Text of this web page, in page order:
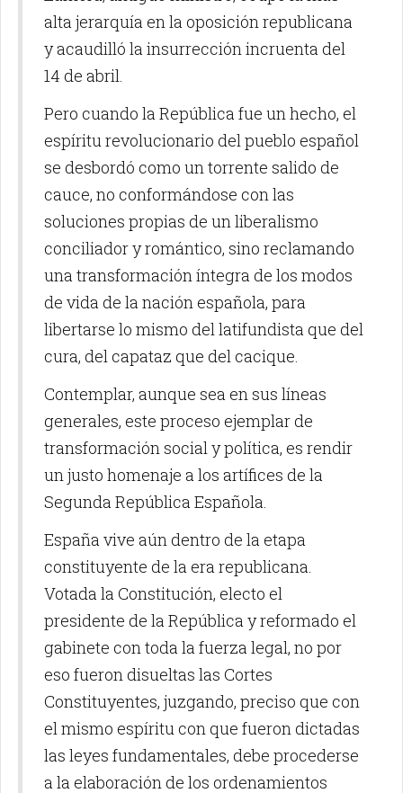
alta jerarquía en la oposición republicana
y acaudilló la insurrección incruenta del
14 de abril.
Pero cuando la República fue un hecho, el
espíritu revolucionario del pueblo español
se desbordó como un torrente salido de
cauce, no conformándose con las
soluciones propias de un liberalismo
conciliador y romántico, sino reclamando
una transformación íntegra de los modos
de vida de la nación española, para
libertarse lo mismo del latifundista que del
cura, del capataz que del cacique.
Contemplar, aunque sea en sus líneas
generales, este proceso ejemplar de
transformación social y política, es rendir
un justo homenaje a los artífices de la
Segunda República Española.
España vive aún dentro de la etapa
constituyente de la era republicana.
Votada la Constitución, electo el
presidente de la República y reformado el
gabinete con toda la fuerza legal, no por
eso fueron disueltas las Cortes
Constituyentes, juzgando, preciso que con
el mismo espíritu con que fueron dictadas
las leyes fundamentales, debe procederse
a la elaboración de los ordenamientos